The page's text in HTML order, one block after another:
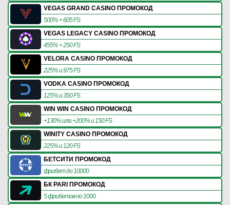
VEGAS GRAND CASINO ПРОМОКОД
500% + 605 FS
VEGAS LEGACY CASINO ПРОМОКОД
455% + 250 FS
VELORA CASINO ПРОМОКОД
225% и 975 FS
VODKA CASINO ПРОМОКОД
125% и 350 FS
WIN WIN CASINO ПРОМОКОД
+130% или +200% и 150 FS
WINITY CASINO ПРОМОКОД
225% и 120 FS
БЕТСИТИ ПРОМОКОД
фрибет до 10000
БК PARI ПРОМОКОД
5 фрибетов по 1000